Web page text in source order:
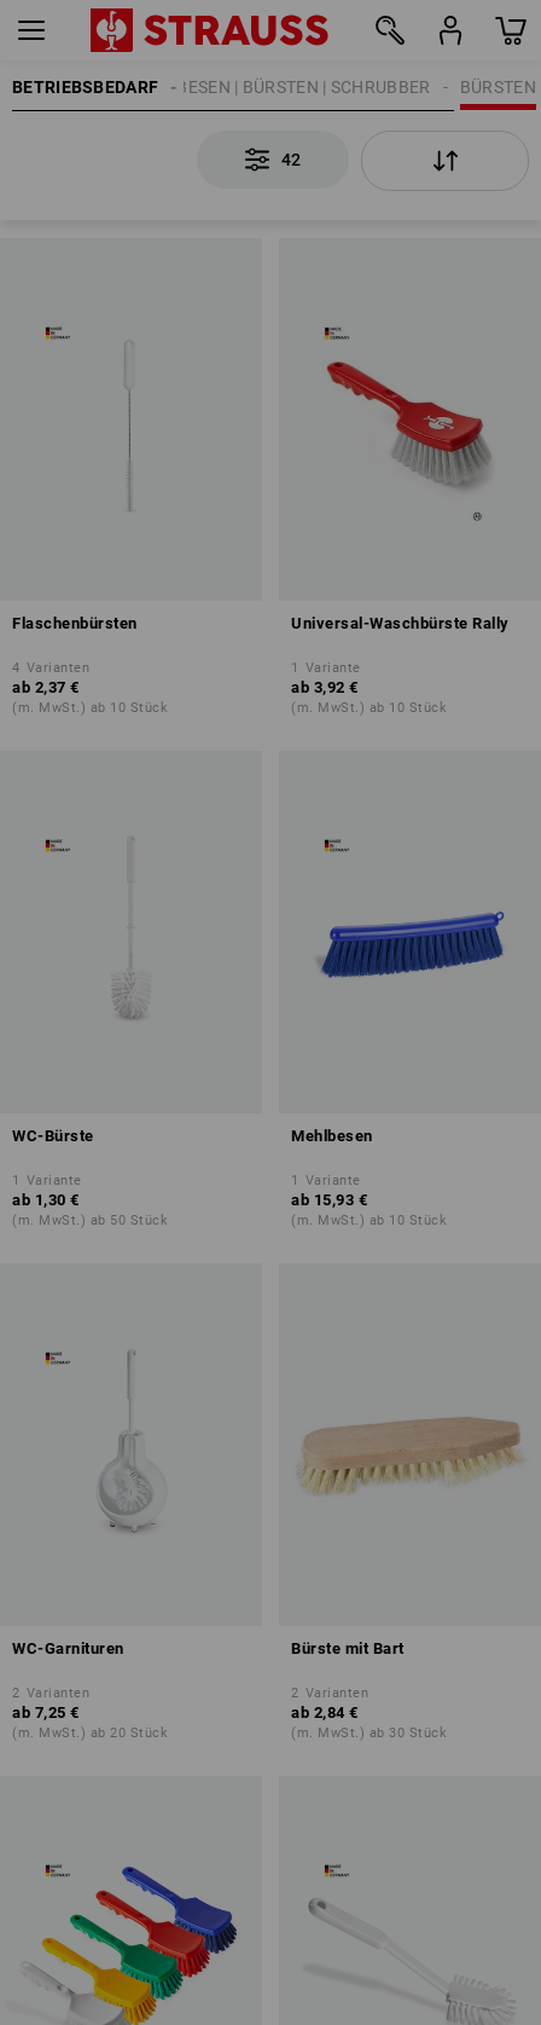
BETRIEBSBEDARF BÜRSTEN
BESEN | BÜRSTEN | SCHRUBBER
REINIGUNG
42
Flaschenbürsten
4 Varianten
ab 2,37 €
(m. MwSt.) ab 10 Stück
Universal-Waschbürste Rally
1 Variante
ab 3,92 €
(m. MwSt.) ab 10 Stück
WC-Bürste
1 Variante
ab 1,30 €
(m. MwSt.) ab 50 Stück
Mehlbesen
1 Variante
ab 15,93 €
(m. MwSt.) ab 10 Stück
WC-Garnituren
2 Varianten
ab 7,25 €
(m. MwSt.) ab 20 Stück
Bürste mit Bart
2 Varianten
ab 2,84 €
(m. MwSt.) ab 30 Stück